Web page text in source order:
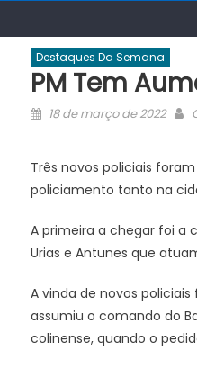
Destaques Da Semana
PM Tem
Posted
18 de março de 2022
Três novos policiais
policiamento tanto na
A primeira a chegar foi a
Urias e Antunes que
A vinda de novos
assumiu o comando do
colinense, quando o